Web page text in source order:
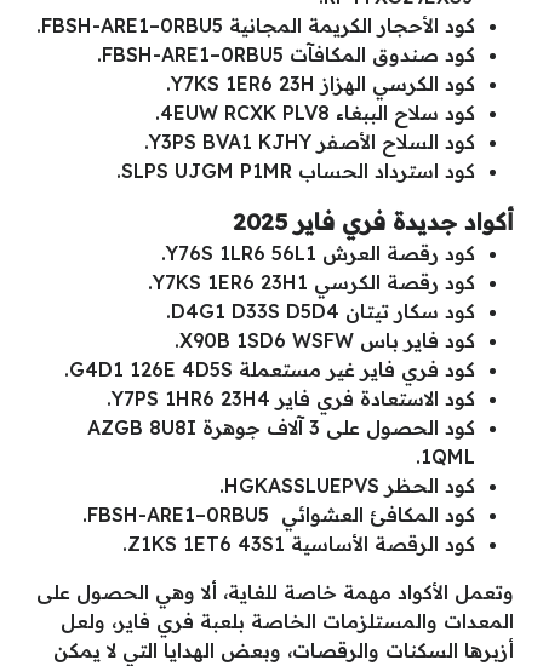
كود الأحجار الكريمة المجانية FBSH-ARE1–0RBU5.
كود صندوق المكافآت FBSH-ARE1–0RBU5.
كود الكرسي الهزاز Y7KS 1ER6 23H.
كود سلاح الببغاء 4EUW RCXK PLV8.
كود السلاح الأصفر Y3PS BVA1 KJHY.
كود استرداد الحساب SLPS UJGM P1MR.
أكواد جديدة فري فاير 2025
كود رقصة العرش Y76S 1LR6 56L1.
كود رقصة الكرسي Y7KS 1ER6 23H1.
كود سكار تيتان D4G1 D33S D5D4.
كود فاير باس X90B 1SD6 WSFW.
كود فري فاير غير مستعملة G4D1 126E 4D5S.
كود الاستعادة فري فاير Y7PS 1HR6 23H4.
كود الحصول على 3 آلاف جوهرة AZGB 8U8I
1QML.
كود الحظر HGKASSLUEPVS.
كود المكافئ العشوائي FBSH-ARE1–0RBU5.
كود الرقصة الأساسية Z1KS 1ET6 43S1.
وتعمل الأكواد مهمة خاصة للغاية، ألا وهي الحصول على
المعدات والمستلزمات الخاصة بلعبة فري فاير، ولعل
أزبرها السكنات والرقصات، وبعض الهدايا التي لا يمكن